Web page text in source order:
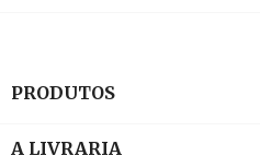
PRODUTOS
A LIVRARIA